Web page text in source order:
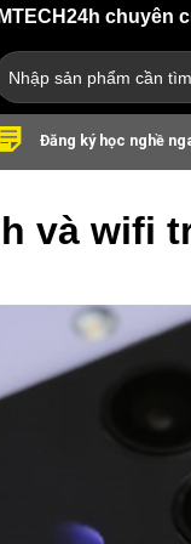
chuyên cung
Đăng ký học nghề
và wifi